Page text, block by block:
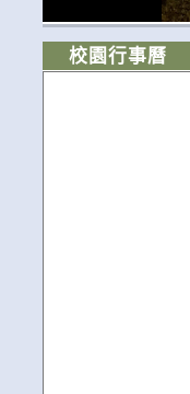
校園行事曆